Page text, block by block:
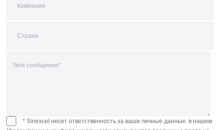
* Sinexcel несет ответственность за ваши личные данные. в нашем